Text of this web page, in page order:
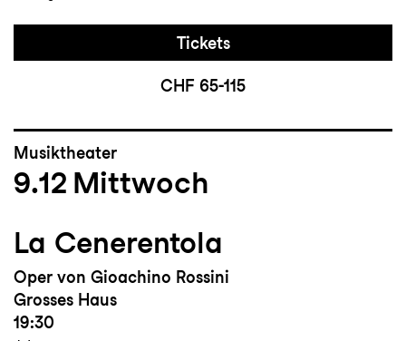
Tickets
CHF 65-115
Musiktheater
9.12 Mittwoch
La Cenerentola
Oper von Gioachino Rossini
Grosses Haus
19:30